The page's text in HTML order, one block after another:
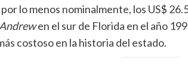
lo menos nominalmente, los US$
Andrewen el sur de Florida en el año
costoso en la historia del estado.